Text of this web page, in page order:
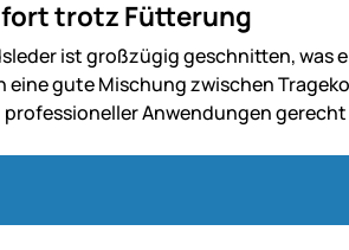
trotz Fütterung
ist großzügig geschnitten, was
gute Mischung zwischen
Anwendungen gerecht